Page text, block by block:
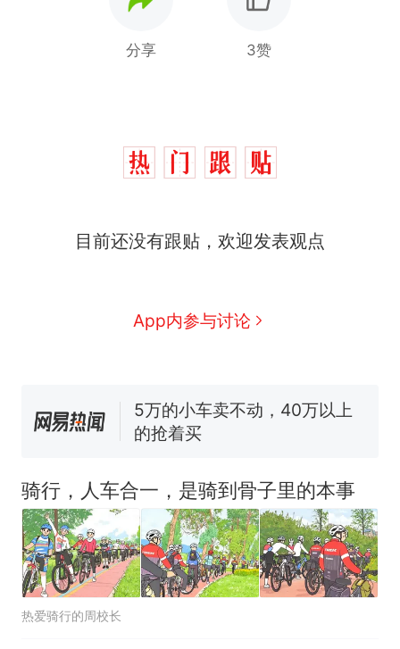
分享 3赞
目前还没有跟贴，欢迎发表观点
App内参与讨论
全部作废，公平么？
新
全球唯一没有法定首都的国
线一圈，还曾两次到中国寻根
5060元才肯搬上楼！女子傻眼
空调24小时开着反而更省电？
热 十多万人报名的考试，成绩
全部作废，公平么？
骑行，人车合一，是骑到骨子里的本事
热爱骑行的周校长